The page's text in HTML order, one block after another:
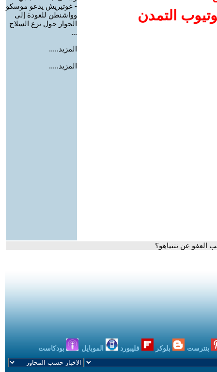
التمدن
- غوتيريش يدعو موسكو
وواشنطن للعودة إلى
الحوار حول نزع السلاح
...
المزيد.....
المزيد.....
العفو عن نتنياهو؟
بنترست بلوكر فليبورد الموبايل بودكاست